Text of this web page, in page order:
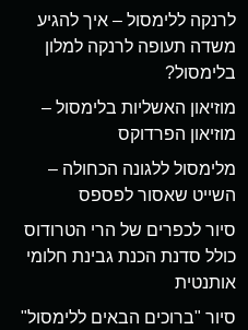
לרנקה ללימסול – איך להגיע
משדה תעופה לרנקה למלון
בלימסול?
מוזיאון האשליות בלימסול –
מוזיאון הפרדוקס
מלימסול ללגונה הכחולה –
השייט שאסור לפספס
סיור לכפרים של הרי הטרודוס
כולל סדנת הכנת גבינת חלומי
אותנטית
סיור "ברוכים הבאים ללימסול"